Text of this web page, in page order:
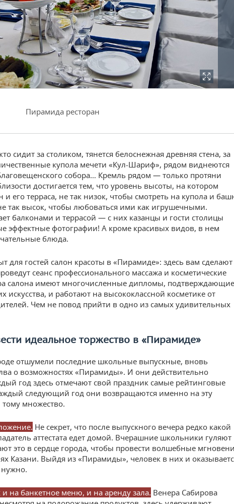
Пирамида ресторан
сидит за столиком, тянется белоснежная древняя стена, за
купола мечети «Кул-Шариф», рядом виднеются
собора… Кремль рядом — только протяни
достигается тем, что уровень высоты, на котором
и его терраса, не так низок, чтобы смотреть на купола и
так высок, чтобы любоваться ими как игрушечными.
балконами и террасой — с них казанцы и гости столицы
эффектные фотографии! А кроме красивых видов, в нем
блюда.
для гостей салон красоты в «Пирамиде»: здесь вам сделают
сеанс профессионального массажа и косметические
салона имеют многочисленные дипломы, подтверждающие
искусства, и работают на высококлассной косметике от
Чем не повод прийти в одно из самых удивительных
идеальное торжество в «Пирамиде»
отшумели последние школьные выпускные, вновь
о возможностях «Пирамиды». И они действительно
год здесь отмечают свой праздник самые рейтинговые
следующий год они возвращаются именно на эту
множество.
Не секрет, что после выпускного вечера редко какой
аттестата едет домой. Вчерашние школьники гуляют
это в сердце города, чтобы провести волшебные
Казани. Выйдя из «Пирамиды», человек в них и
на банкетное меню, и на аренду зала. Венера Сабирова